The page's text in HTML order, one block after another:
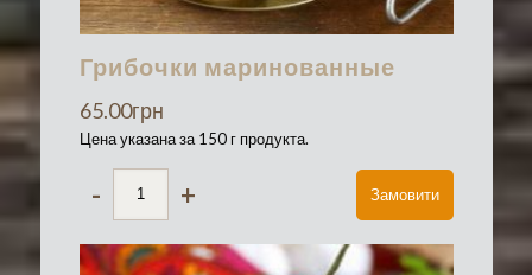
Грибочки маринованные
65.00грн
Цена указана за 150 г продукта.
- + Замовити